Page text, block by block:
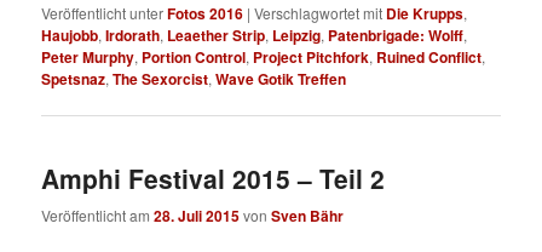
Veröffentlicht unterFotos 2016 |Verschlagwortet mit Die Krupps,
Haujobb,Irdorath, Leaether Strip, Leipzig, Patenbrigade: Wolff,
Peter Murphy, Portion Control, Project Pitchfork, Ruined Conflict,
Spetsnaz,The Sexorcist,Wave Gotik Treffen
Amphi Festival 2015 – Teil 2
Veröffentlicht am28. Juli 2015vonSven Bähr